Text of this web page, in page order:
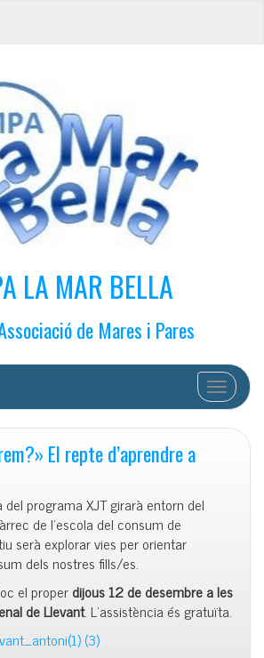
LA MAR BELLA
de Mares i Pares
Cambiar
El repte d’aprendre a
programa XJT girarà entorn del
de l’escola del consum de
serà explorar vies per orientar
dels nostres fills/es.
el properdijous 12 de desembre a les
de Llevant. L’assistència és gratuïta.